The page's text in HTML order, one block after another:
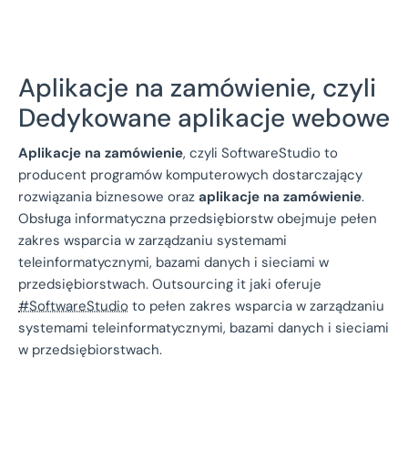
Aplikacje na zamówienie, czyli
Dedykowane aplikacje webowe
Aplikacje na zamówienie, czyli SoftwareStudio to
producent programów komputerowych dostarczający
rozwiązania biznesowe oraz aplikacje na zamówienie.
Obsługa informatyczna przedsiębiorstw obejmuje pełen
zakres wsparcia w zarządzaniu systemami
teleinformatycznymi, bazami danych i sieciami w
przedsiębiorstwach. Outsourcing it jaki oferuje
#SoftwareStudio to pełen zakres wsparcia w zarządzaniu
systemami teleinformatycznymi, bazami danych i sieciami
w przedsiębiorstwach.